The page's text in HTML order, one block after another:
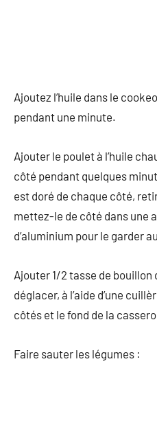
Ajoutez l’huile dans le
pendant une minute.
Ajouter le poulet à l’huile
côté pendant quelques
est doré de chaque côté,
mettez-le de côté dans une
d’aluminium pour le garder
Ajouter 1/2 tasse de
déglacer, à l’aide d’une
côtés et le fond de la
Faire sauter les légumes :